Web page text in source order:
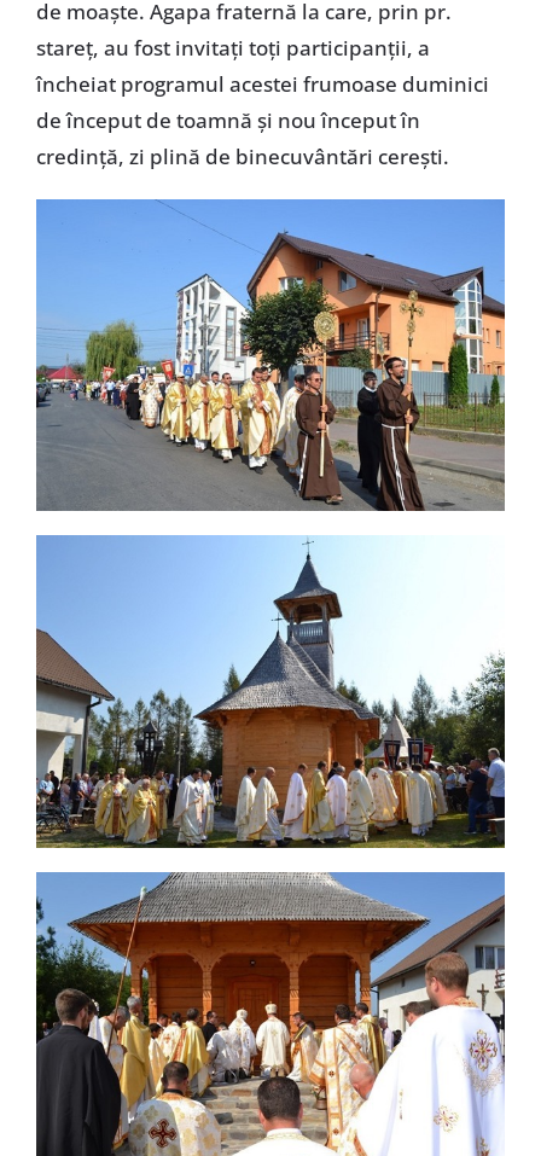
de moaște. Agapa fraternă la care, prin pr.
stareț, au fost invitați toți participanții, a
încheiat programul acestei frumoase duminici
de început de toamnă și nou început în
credință, zi plină de binecuvântări cerești.